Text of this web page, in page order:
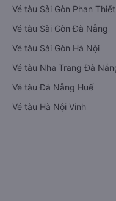
Vé tàu Sài Gòn Phan Thiết
Vé tàu Sài Gòn Đà Nẵng
Vé tàu Sài Gòn Hà Nội
Vé tàu Nha Trang Đà
Vé tàu Đà Nẵng Huế
Vé tàu Hà Nội Vinh